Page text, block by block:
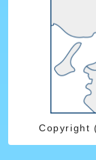
Copyright